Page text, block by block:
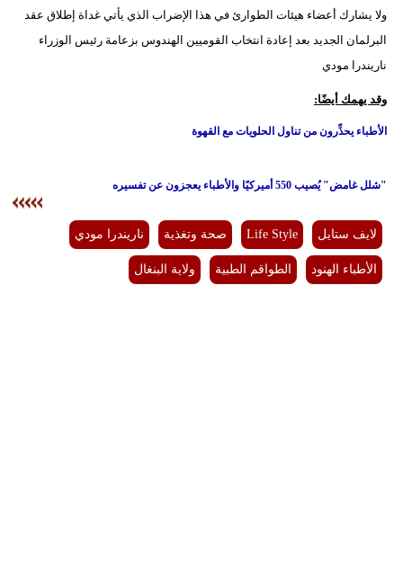
ولا يشارك أعضاء هيئات الطوارئ في هذا الإضراب الذي يأتي غداة إطلاق عقد
البرلمان الجديد بعد إعادة انتخاب القوميين الهندوس بزعامة رئيس الوزراء
ناريندرا مودي
وقد يهمك أيضًا:
الأطباء يحذِّرون من تناول الحلويات مع القهوة
"شلل غامض" يُصيب 550 أميركيًا والأطباء يعجزون عن تفسيره
لايف ستايل Life Style صحة وتغذية ناريندرا مودي
الأطباء الهنود الطواقم الطبية ولاية البنغال